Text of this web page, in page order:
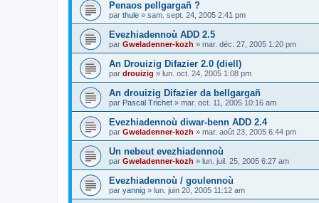
Penaos pellgargañ ?
par thule » sam. sept. 24, 2005 2:41 pm
Evezhiadennoù ADD 2.5
par Gweladenner-kozh » mar. déc. 27, 2005 1:20 pm
An Drouizig Difazier 2.0 (diell)
par drouizig » lun. oct. 24, 2005 1:08 pm
An drouizig Difazier da bellgargañ
par Pascal Trichet » mar. oct. 11, 2005 10:16 am
Evezhiadennoù diwar-benn ADD 2.4
par Gweladenner-kozh » mar. août 23, 2005 6:44 pm
Un nebeut evezhiadennoù
par Gweladenner-kozh » lun. juil. 25, 2005 6:27 am
Evezhiadennoù / goulennoù
par yannig » lun. juin 20, 2005 11:12 am